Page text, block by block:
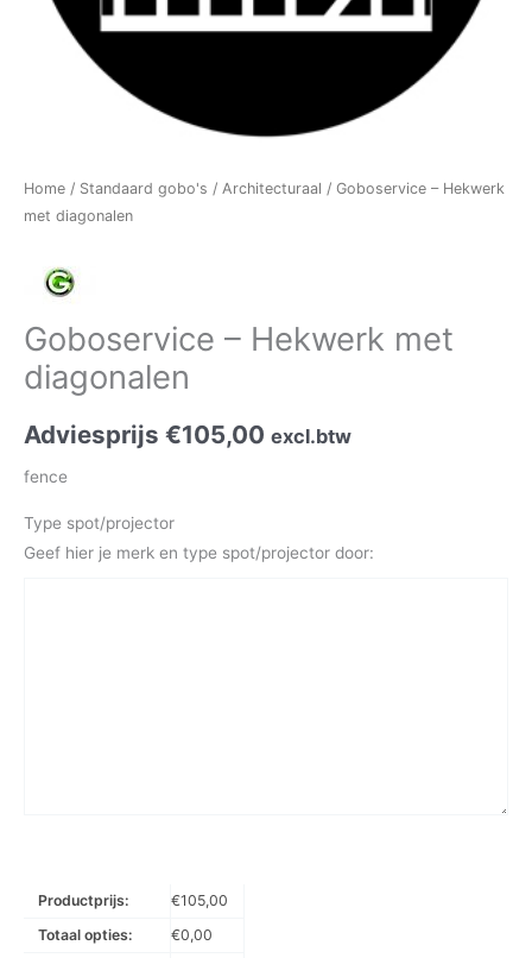
Home / Standaard gobo's / Architecturaal / Goboservice – Hekwerk
met diagonalen
Goboservice – Hekwerk met
diagonalen
Adviesprijs €105,00 excl.btw
fence
Type spot/projector
Geef hier je merk en type spot/projector door:
Productprijs: €105,00
Totaal opties:
€0,00